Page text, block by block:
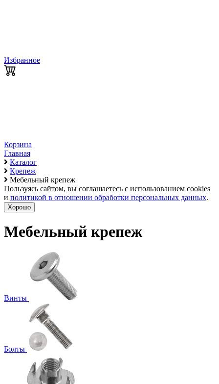
Избранное
Корзина
Главная
Каталог
Крепеж
Мебельный крепеж
Пользуясь сайтом, вы соглашаетесь с использованием cookies
и политикой в отношении обработки персональных данных.
Хорошо
Мебельный крепеж
Винты
Болты